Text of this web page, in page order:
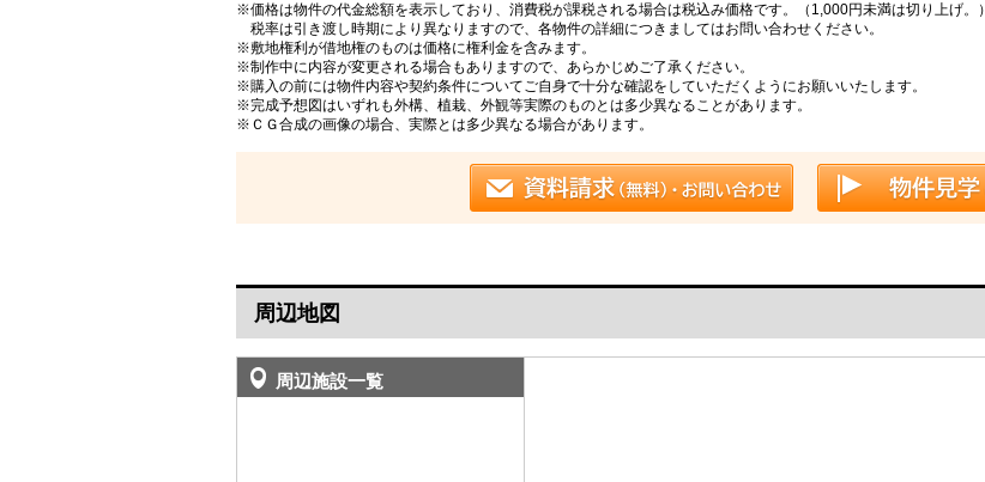
※価格は物件の代金総額を表示しており、消費税が課税される場合は税込み価格です。（1,000円未満は切り上げ。）
税率は引き渡し時期により異なりますので、各物件の詳細につきましてはお問い合わせください。
※敷地権利が借地権のものは価格に権利金を含みます。
※制作中に内容が変更される場合もありますので、あらかじめご了承ください。
※購入の前には物件内容や契約条件についてご自身で十分な確認をしていただくようにお願いいたします。
※完成予想図はいずれも外構、植栽、外観等実際のものとは多少異なることがあります。
※ＣＧ合成の画像の場合、実際とは多少異なる場合があります。
周辺地図
周辺施設一覧